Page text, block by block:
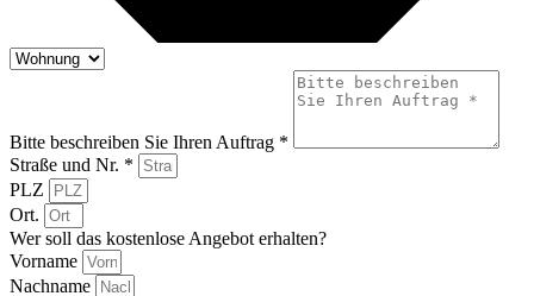
Bitte beschreiben Sie Ihren Auftrag *
Straße und Nr. *
PLZ
Ort.
Wer soll das kostenlose Angebot erhalten?
Vorname
Nachname